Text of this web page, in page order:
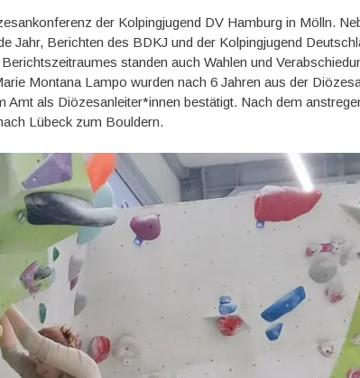
der Kolpingjugend DV Hamburg in Mölln.
Jahr, Berichten des BDKJ und der Kolpingjugend
standen auch Wahlen und
Montana Lampo wurden nach 6 Jahren aus der
Amt als Diözesanleiter*innen bestätigt. Nach dem
Lübeck zum Bouldern.